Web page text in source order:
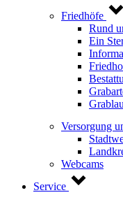
Friedhöfe
Rund
Ein
Versorgung
Webcams
Service